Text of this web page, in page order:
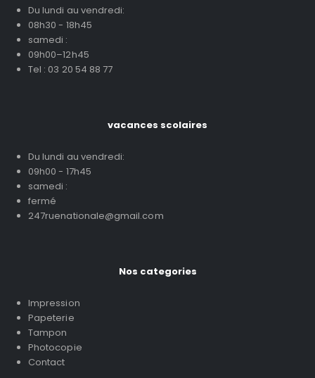
Du lundi au vendredi:
08h30 - 18h45
samedi :
09h00–12h45
Tel : 03 20 54 88 77
vacances scolaires
Du lundi au vendredi:
09h00 - 17h45
samedi :
fermé
247ruenationale@gmail.com
Nos categories
Impression
Papeterie
Tampon
Photocopie
Contact